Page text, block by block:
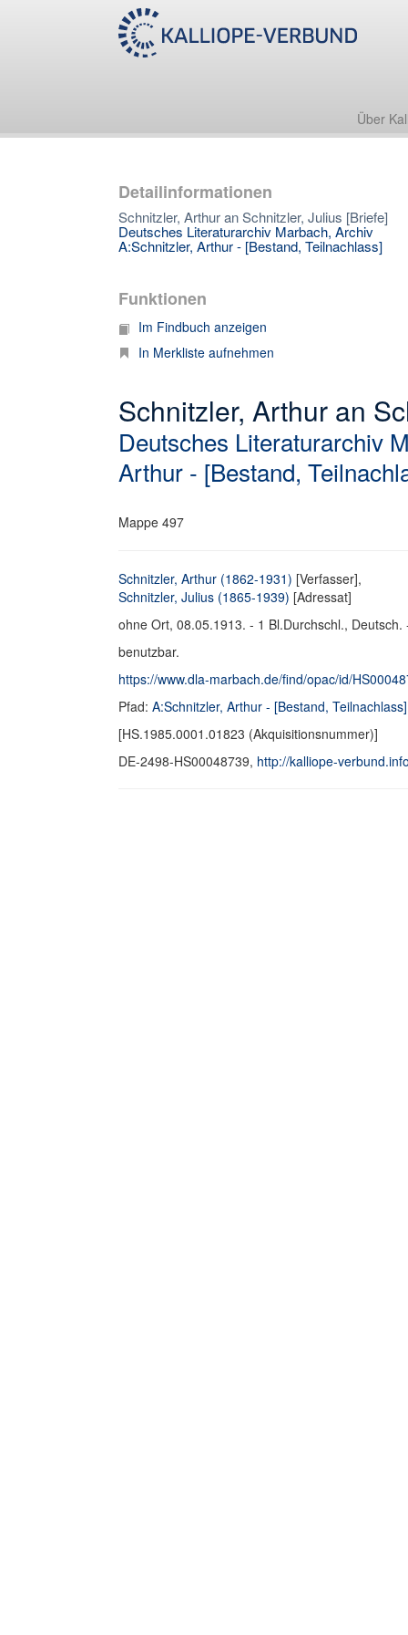
Über
Detailinformationen
Schnitzler, Arthur an Schnitzler, Julius [Briefe]
Deutsches Literaturarchiv Marbach, Archiv
A:Schnitzler, Arthur - [Bestand, Teilnachlass]
Funktionen
Im Findbuch anzeigen
In Merkliste aufnehmen
Schnitzler, Arthur an
Deutsches Literaturarchiv
Arthur - [Bestand,
Mappe 497
Schnitzler, Arthur (1862-1931) [Verfasser],
Schnitzler, Julius (1865-1939) [Adressat]
ohne Ort, 08.05.1913. - 1 Bl.Durchschl., Deutsch.
benutzbar.
https://www.dla-marbach.de/find/opac/id/
Pfad: A:Schnitzler, Arthur - [Bestand, Teilnachlass]
[HS.1985.0001.01823 (Akquisitionsnummer)]
DE-2498-HS00048739, http://kalliope-